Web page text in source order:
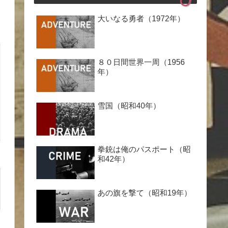
大いなる勇者（1972年）
８０日間世界一周（1956
年）
雪国（昭和40年）
拳銃は俺のパスポート（昭
和42年）
あの旗を撃て（昭和19年）